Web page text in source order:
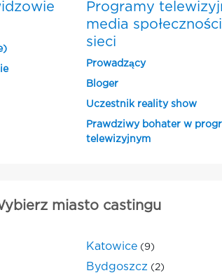
Programy
media
sieci
Prowadzący
Bloger
Uczestnik reality show
Prawdziwy bohater w
telewizyjnym
miasto castingu
Katowice (9)
Bydgoszcz (2)